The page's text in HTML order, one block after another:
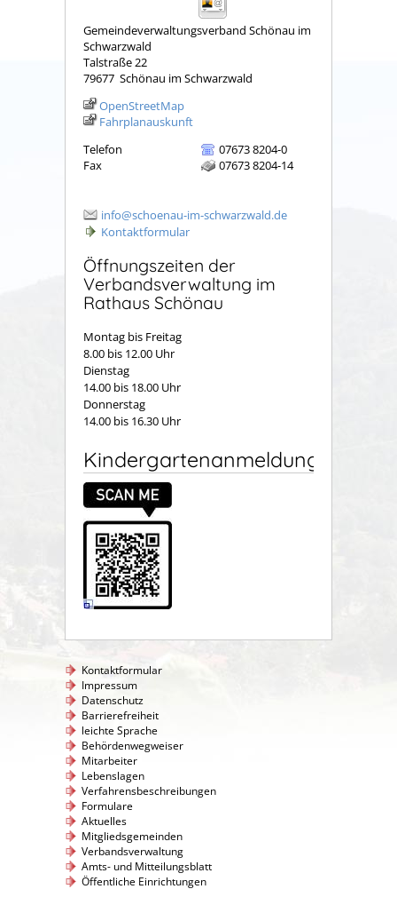
Gemeindeverwaltungsverband Schönau im
Schwarzwald
Talstraße 22
79677 Schönau im Schwarzwald
OpenStreetMap
Fahrplanauskunft
Telefon
07673 8204-0
Fax
07673 8204-14
info@schoenau-im-schwarzwald.de
Kontaktformular
Öffnungszeiten der
Verbandsverwaltung im
Rathaus Schönau
Montag bis Freitag
8.00 bis 12.00 Uhr
Dienstag
14.00 bis 18.00 Uhr
Donnerstag
14.00 bis 16.30 Uhr
Kindergartenanmeldung
Kontaktformular
Impressum
Datenschutz
Barrierefreiheit
leichte Sprache
Behördenwegweiser
Mitarbeiter
Lebenslagen
Verfahrensbeschreibungen
Formulare
Aktuelles
Mitgliedsgemeinden
Verbandsverwaltung
Amts- und Mitteilungsblatt
Öffentliche Einrichtungen